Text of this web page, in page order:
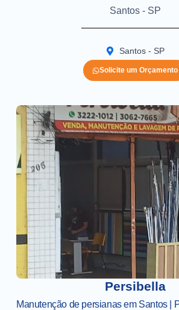
Santos - SP
Santos - SP
Solicite um Orçamento
Persibella
Manutenção de persianas em Santos |